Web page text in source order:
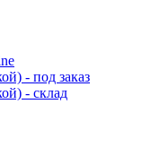
- под заказ
- склад